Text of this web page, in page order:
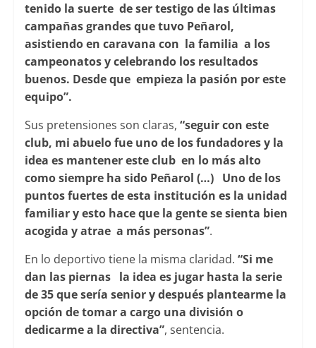
tenido la suerte de ser testigo de las últimas
campañas grandes que tuvo Peñarol,
asistiendo en caravana con la familia a los
campeonatos y celebrando los resultados
buenos. Desde que empieza la pasión por este
equipo”.
Sus pretensiones son claras, “seguir con este
club, mi abuelo fue uno de los fundadores y la
idea es mantener este club en lo más alto
como siempre ha sido Peñarol (…) Uno de los
puntos fuertes de esta institución es la unidad
familiar y esto hace que la gente se sienta bien
acogida y atrae a más personas”.
En lo deportivo tiene la misma claridad. “Si me
dan las piernas la idea es jugar hasta la serie
de 35 que sería senior y después plantearme la
opción de tomar a cargo una división o
dedicarme a la directiva”, sentencia.